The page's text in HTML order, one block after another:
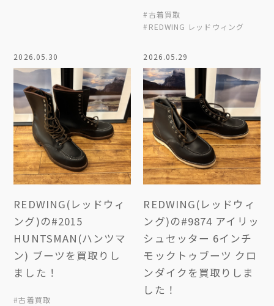
#古着買取
#REDWING レッドウィング
2026.05.30
REDWING(レッドウィ
ング)の#2015
HUNTSMAN(ハンツマ
ン) ブーツを買取りし
ました！
#古着買取
2026.05.29
REDWING(レッドウィ
ング)の#9874 アイリッ
シュセッター 6インチ
モックトゥブーツ クロ
ンダイクを買取りしま
した！